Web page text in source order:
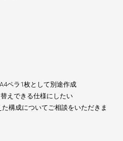
ペラ1枚として別途作成
えできる仕様にしたい
構成についてご相談をいただきま